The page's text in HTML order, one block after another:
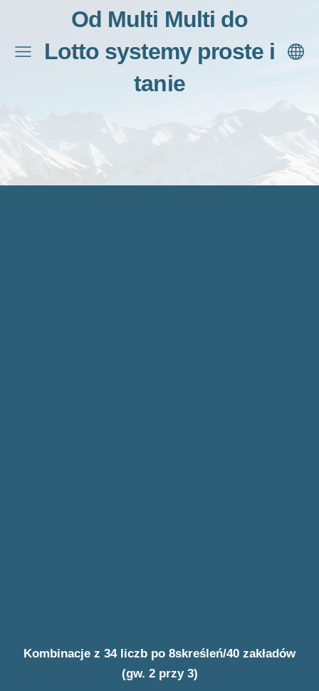
Od Multi Multi do
Lotto systemy proste i
tanie
Kombinacje z 34 liczb po 8skreśleń/40 zakładów
(gw. 2 przy 3)